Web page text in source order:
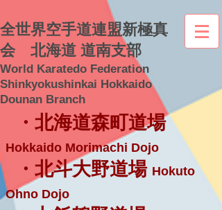
全世界空手道連盟新極真
会 北海道 道南支部
World Karatedo Federation
Shinkyokushinkai Hokkaido
Dounan Branch
・北海道森町道場
Hokkaido Morimachi Dojo
・北斗大野道場 Hokuto
Ohno Dojo